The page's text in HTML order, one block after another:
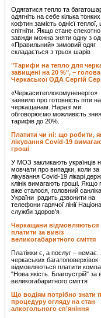
Одягатися тепло та
одягніть на себе кілька тонких
кофтин замість однієї
спітніти. Якщо стане спекотно,
завжди можна зняти одну з
«Правильний» зимовий одяг
складається з трьох шарів
"Тарифи на тепло для
завищені на 20 %", – голова
Черкаської ОДА Сергій
«Черкаситеплокомуненерго»
заявило про готовність піти
черкащанам. Наразі ми
обговорюємо можливість
тарифів до 20%.
Платити чи ні: що робити,
лікування Covid-19
гроші
У МОЗ закликають українців
мовчати про випадки, коли за
лікування Covid-19 лікарі
клінік вимагають гроші. Якщо
вже сталося, головний
України радить дзвонити на
телефони гарячої лінії
служби здоров'я
Черкащани відмовляються
платити за вивіз
великогабаритного сміття
Платіжки є, а послуг – немає.
черкаських багатоповерхівок
відмовляються платити
"Нова якість. Благоустрій" за
великогабаритного сміття
Що водіям потрібно знати
процедуру огляду на стан
алкогольного сп’яніння